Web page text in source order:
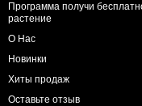
Программа получи
растение
О Нас
Новинки
Хиты продаж
Оставьте отзыв